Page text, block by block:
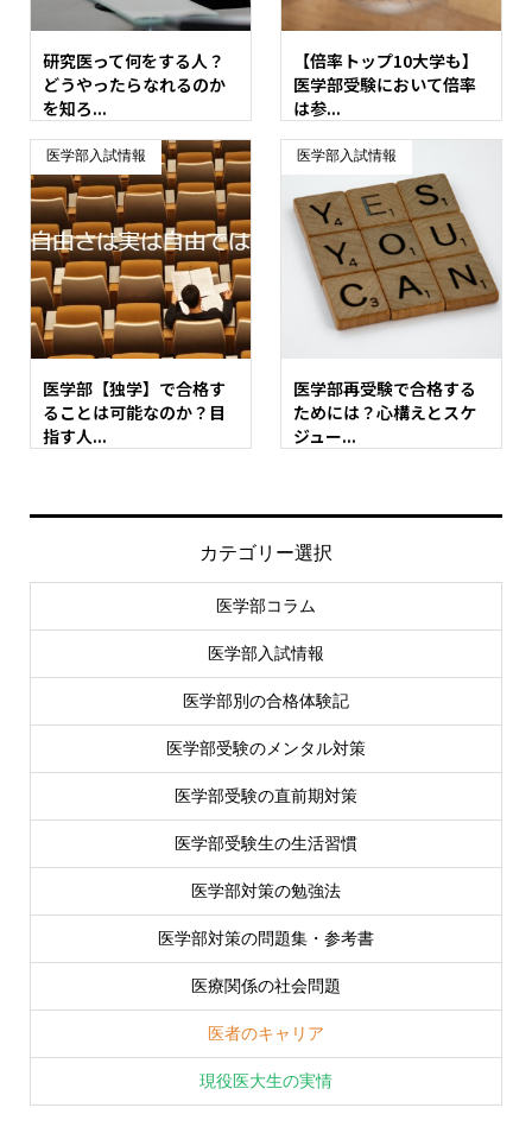
研究医って何をする人？
どうやったらなれるのか
を知ろ...
【倍率トップ10大学も】
医学部受験において倍率
は参...
医学部入試情報
医学部【独学】で合格す
ることは可能なのか？目
指す人...
医学部入試情報
医学部再受験で合格する
ためには？心構えとスケ
ジュー...
カテゴリー選択
医学部コラム
医学部入試情報
医学部別の合格体験記
医学部受験のメンタル対策
医学部受験の直前期対策
医学部受験生の生活習慣
医学部対策の勉強法
医学部対策の問題集・参考書
医療関係の社会問題
医者のキャリア
現役医大生の実情